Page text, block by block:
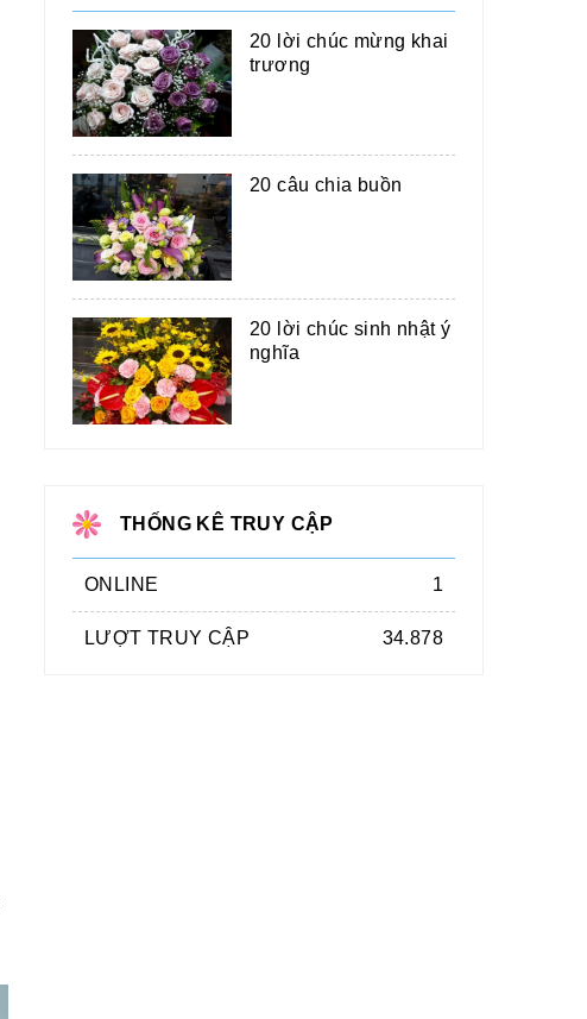
20 lời chúc mừng khai
trương
20 câu chia buồn
20 lời chúc sinh nhật ý
nghĩa
THỐNG KÊ TRUY CẬP
ONLINE 1
LƯỢT TRUY CẬP 34.878